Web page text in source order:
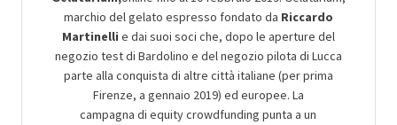
marchio del gelato espresso fondato da Riccardo
Martinelli e dai suoi soci che, dopo le aperture del
negozio test di Bardolino e del negozio pilota di Lucca
parte alla conquista di altre città italiane (per prima
Firenze, a gennaio 2019) ed europee. La
campagna di equity crowdfunding punta a un